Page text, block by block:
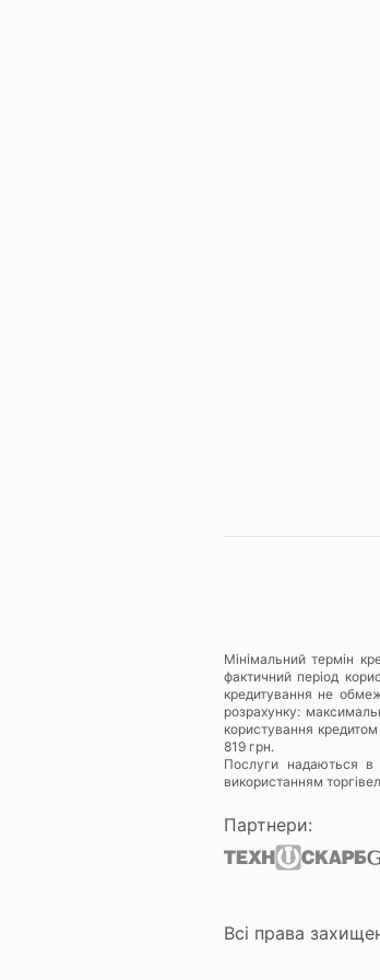
Мінімальний термін
фактичний період
кредитування не
розрахунку:
користування
819 грн.
Послуги надаються в
використанням
Партнери:
Всі права